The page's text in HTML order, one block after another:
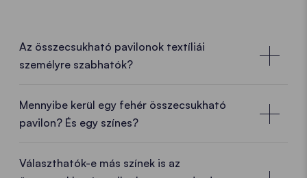
Az összecsukható pavilonok textíliái
személyre szabhatók?
Mennyibe kerül egy fehér összecsukható
pavilon? És egy színes?
Választhatók-e más színek is az